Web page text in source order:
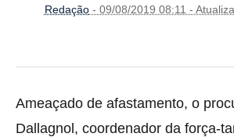
Redação- 09/08/2019 08:11 -
Ameaçado de afastamento, o
Dallagnol, coordenador da força-